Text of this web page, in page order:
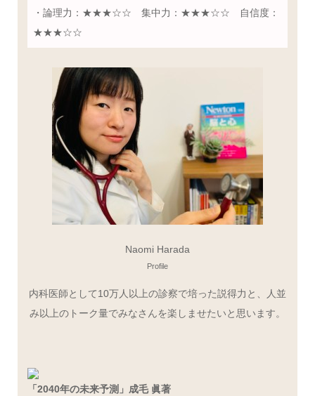
・論理力：★★★☆☆ 集中力：★★★☆☆ 自信度：
★★★☆☆
Naomi Harada
Profile
内科医師として10万人以上の診察で培った説得力と、人並
み以上のトーク量でみなさんを楽しませたいと思います。
「2040年の未来予測」成毛 眞著